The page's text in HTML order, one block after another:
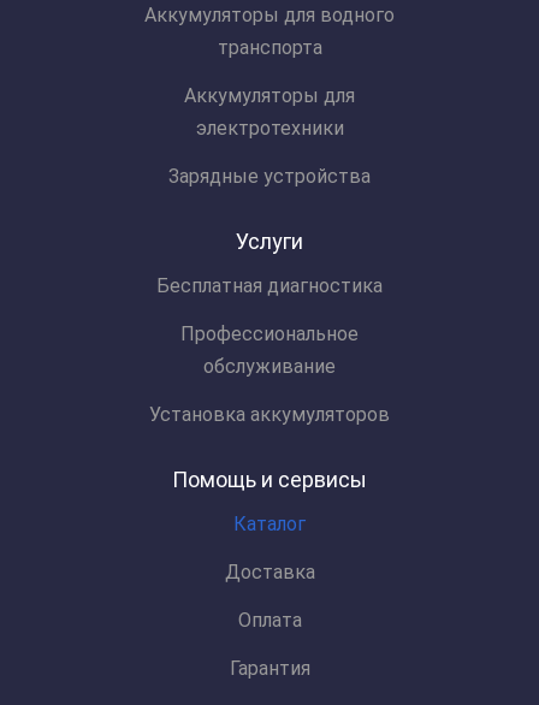
Аккумуляторы для водного
транспорта
Аккумуляторы для
электротехники
Зарядные устройства
Услуги
Бесплатная диагностика
Профессиональное
обслуживание
Установка аккумуляторов
Помощь и сервисы
Каталог
Доставка
Оплата
Гарантия